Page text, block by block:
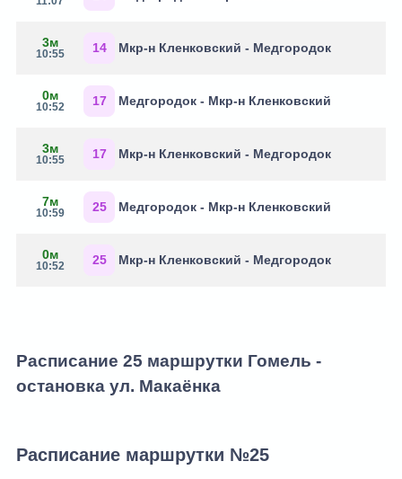
3м
10:55 14 Мкр-н Кленковский - Медгородок
0м
10:52 17 Медгородок - Мкр-н Кленковский
3м
10:55 17 Мкр-н Кленковский - Медгородок
7м
10:59 25 Медгородок - Мкр-н Кленковский
0м
10:52 25 Мкр-н Кленковский - Медгородок
Расписание 25 маршрутки Гомель -
остановка ул. Макаёнка
Расписание маршрутки №25